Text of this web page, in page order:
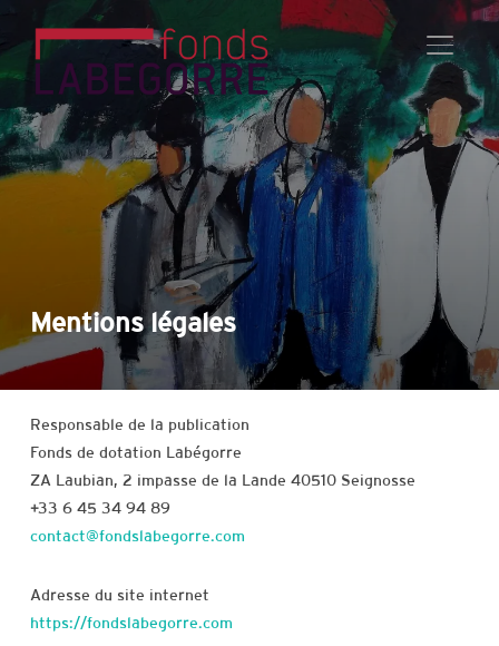
Mentions légales
Responsable de la publication
Fonds de dotation Labégorre
ZA Laubian, 2 impasse de la Lande 40510 Seignosse
+33 6 45 34 94 89
contact@fondslabegorre.com
Adresse du site internet
https://fondslabegorre.com